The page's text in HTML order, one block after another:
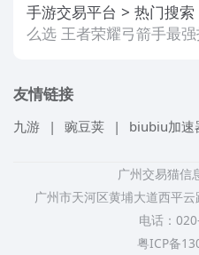
手游交易平台 热门搜索
么选 王者荣耀弓箭手最
友情链接
九游 | 豌豆荚 | biubiu加速
广州交易猫信
广州市天河区黄埔大道西平
电话：
粤ICP备